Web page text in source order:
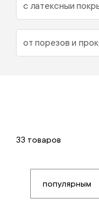
с латексныи
от порезов и
33 товаров
популярным